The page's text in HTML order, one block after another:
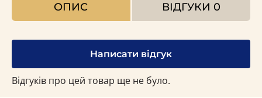
ОПИС ВІДГУКИ 0
Написати відгук
Відгуків про цей товар ще не було.